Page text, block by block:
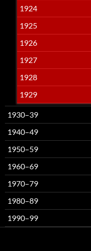
1924
1925
1926
1927
1928
1929
1930–39
1940–49
1950–59
1960–69
1970–79
1980–89
1990–99